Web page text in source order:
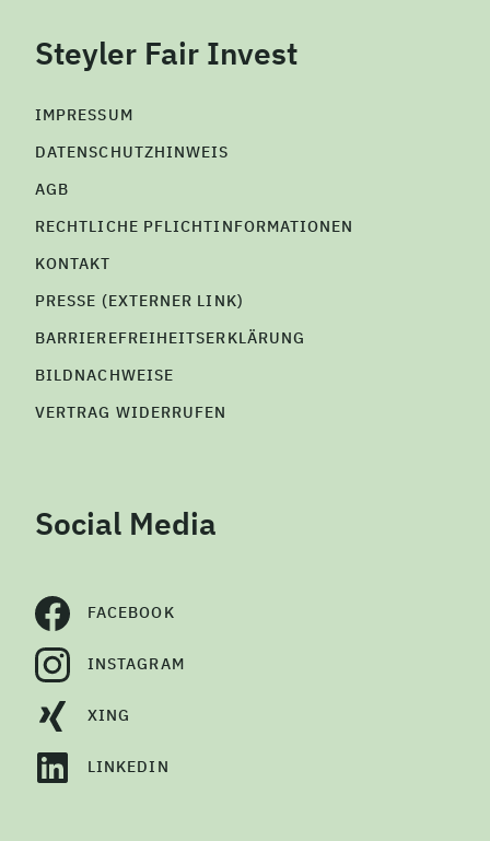
Steyler Fair Invest
IMPRESSUM
DATENSCHUTZHINWEIS
AGB
RECHTLICHE PFLICHTINFORMATIONEN
KONTAKT
PRESSE (EXTERNER LINK)
BARRIEREFREIHEITSERKLÄRUNG
BILDNACHWEISE
VERTRAG WIDERRUFEN
Social Media
FACEBOOK
INSTAGRAM
XING
LINKEDIN